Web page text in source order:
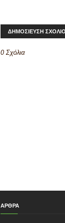
ΔΗΜΟΣΙΕΥΣΗ
0 Σχόλια
ΑΡΘΡΑ